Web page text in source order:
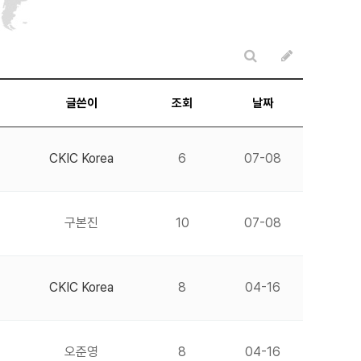
글쓴이 조회 날짜
CKIC Korea 6 07-08
구본진 10 07-08
CKIC Korea 8 04-16
오준영 8 04-16